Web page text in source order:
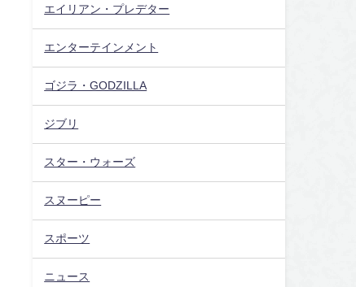
エイリアン・プレデター
エンターテインメント
ゴジラ・GODZILLA
ジブリ
スター・ウォーズ
スヌーピー
スポーツ
ニュース